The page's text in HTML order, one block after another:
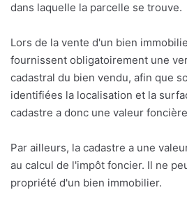
dans laquelle la parcelle se trouve.
Lors de la vente d'un bien
fournissent obligatoirement une
cadastral du bien vendu, afin que
identifiées la localisation et la
cadastre a donc une valeur
Par ailleurs, la cadastre a une
au calcul de l'impôt foncier. Il ne
propriété d'un bien immobilier.